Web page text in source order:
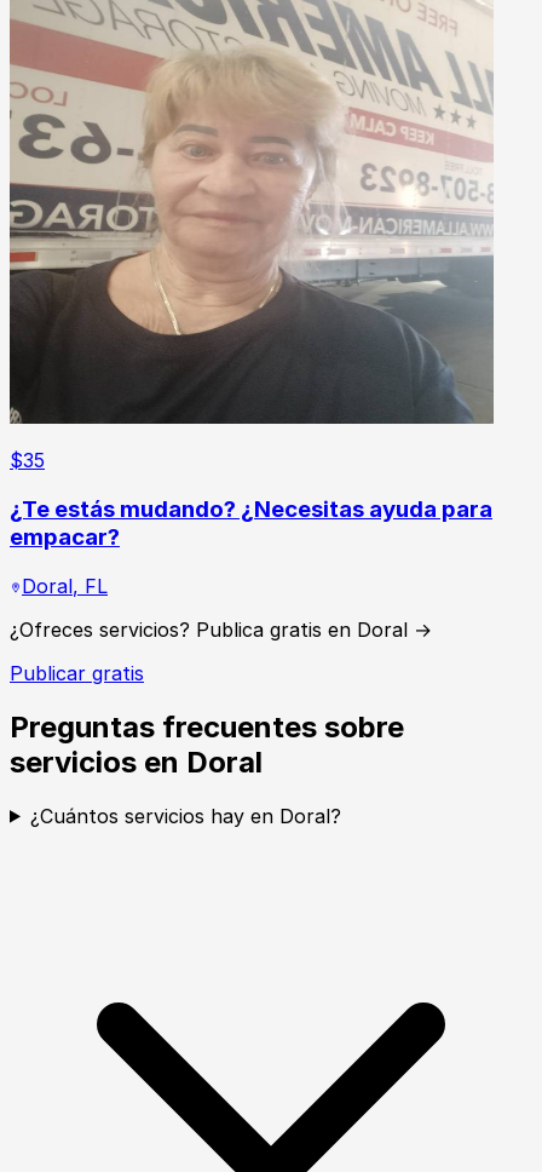
$35
¿Te estás mudando? ¿Necesitas ayuda para
empacar?
Doral, FL
¿Ofreces servicios? Publica gratis en Doral →
Publicar gratis
Preguntas frecuentes sobre
servicios en Doral
¿Cuántos servicios hay en Doral?